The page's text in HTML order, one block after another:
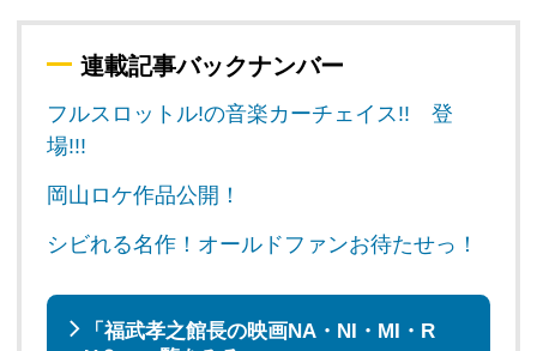
連載記事バックナンバー
フルスロットル!の音楽カーチェイス!! 登
場!!!
岡山ロケ作品公開！
シビれる名作！オールドファンお待たせっ！
「福武孝之館長の映画NA・NI・MI・R